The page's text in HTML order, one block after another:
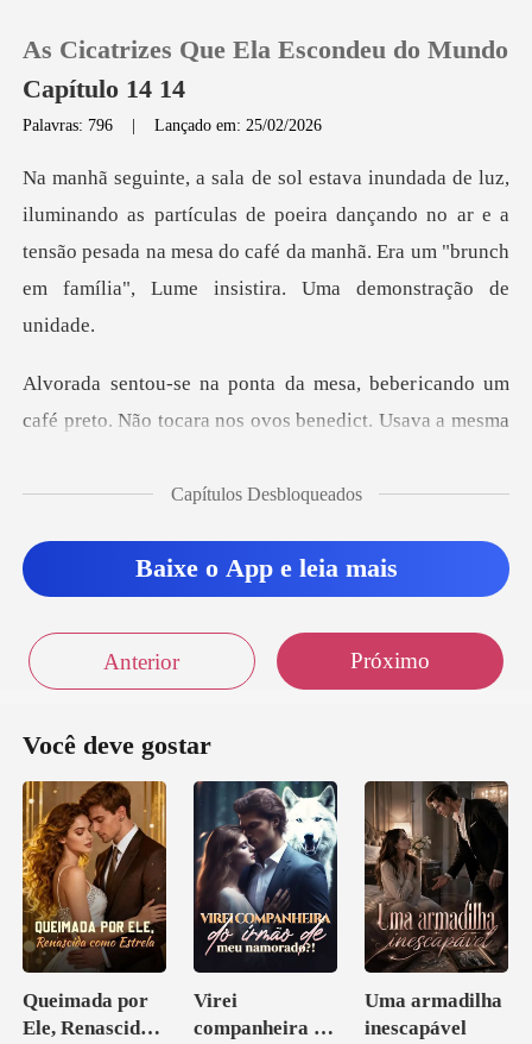
0
Sair
As Cicatrizes Que Ela Escondeu do Mundo
Capítulo 14 14
Palavras: 796 |Lançado em: 25/02/2026
tículas de poeira dançando no ar e a
tensão pesada na mesa do café da manh
icando um
café preto. Não tocara nos ovos
Capítulos Desbloqueados
Baixe o App e leia mais
Anterior Próximo
Você deve gostar
Queimada por
Ele, Renascida
Virei
companheira do
Uma armadilha
inescapável